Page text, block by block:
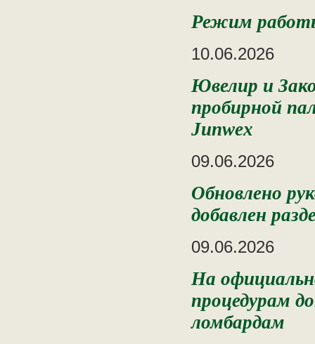
Режим
10.06.2026
Ювелир и
пробирной
Junwex
09.06.2026
Обновлено
добавлен
09.06.2026
На
процедурам
ломбардам